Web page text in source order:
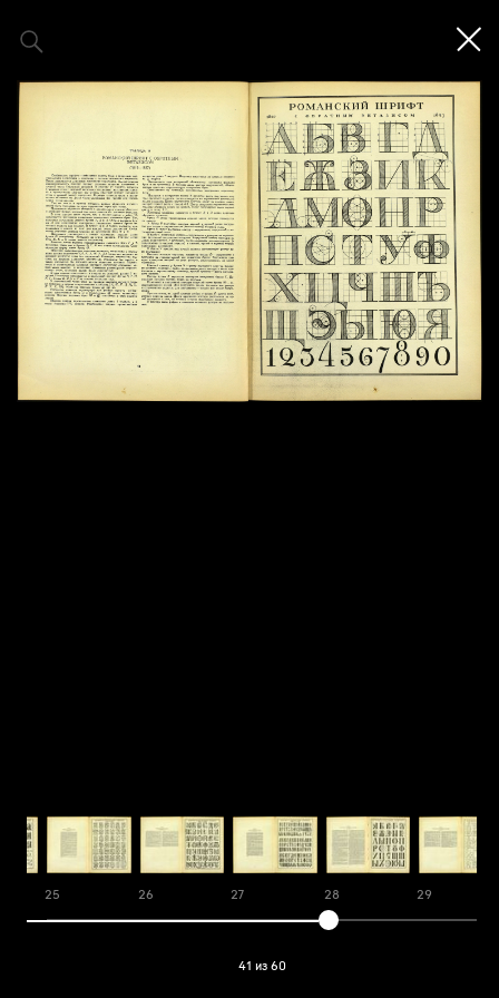
25 26 27 28 29
41 из 60